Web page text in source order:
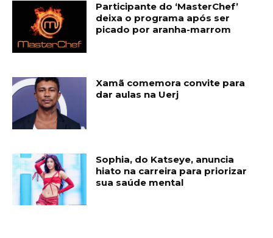
Participante do ‘MasterChef’
deixa o programa após ser
picado por aranha-marrom
Xamã comemora convite para
dar aulas na Uerj
Sophia, do Katseye, anuncia
hiato na carreira para priorizar
sua saúde mental